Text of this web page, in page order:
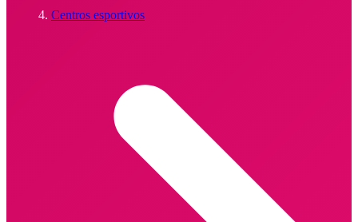
Centros esportivos